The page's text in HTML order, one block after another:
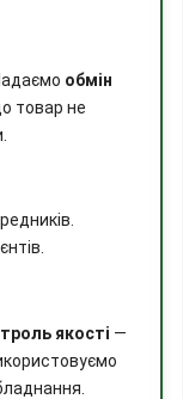
обмін
товар не
якості —